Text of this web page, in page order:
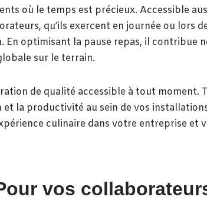
où le temps est précieux. Accessible
qu’ils exercent en journée ou lors
optimisant la pause repas, il contribue
sur le terrain.
de qualité accessible à tout moment.
la productivité au sein de vos
culinaire dans votre entreprise et
vos